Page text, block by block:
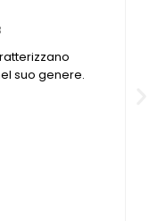
suo genere.